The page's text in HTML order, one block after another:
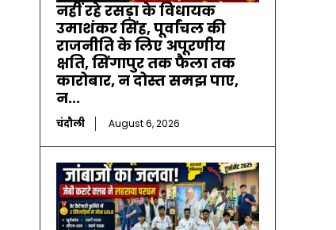
नहीं रहे रसड़ा के विधायक
उमाशंकर सिंह, पूर्वांचल की
राजनीति के लिए अपूरणीय
क्षति, सिंगापुर तक फैला तक
कारोबार, न दोस्त समझ पाए,
न...
चंदौली August 6, 2026